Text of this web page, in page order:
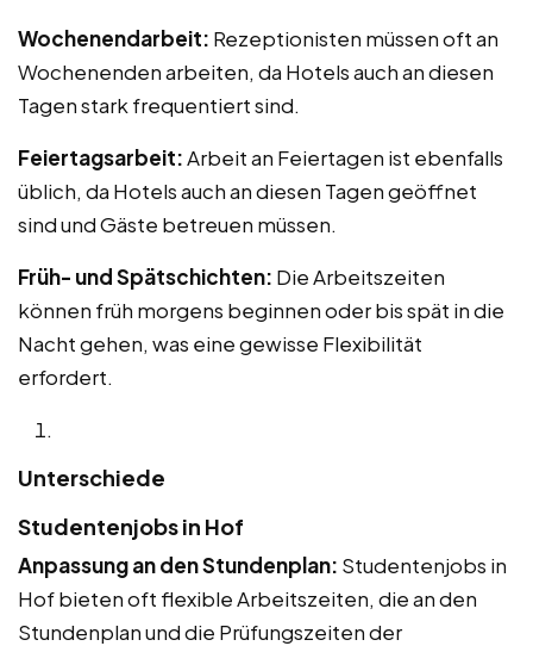
Wochenendarbeit: Rezeptionisten müssen oft an
Wochenenden arbeiten, da Hotels auch an diesen
Tagen stark frequentiert sind.
Feiertagsarbeit:Arbeit an Feiertagen ist ebenfalls
üblich, da Hotels auch an diesen Tagen geöffnet
sind und Gäste betreuen müssen.
Früh- und Spätschichten: Die Arbeitszeiten
können früh morgens beginnen oder bis spät in die
Nacht gehen, was eine gewisse Flexibilität
erfordert.
Unterschiede
Studentenjobs in Hof
Anpassung an den Stundenplan: Studentenjobs in
Hof bieten oft flexible Arbeitszeiten, die an den
Stundenplan und die Prüfungszeiten der